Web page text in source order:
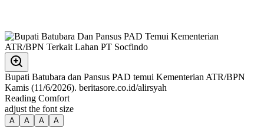
Bupati Batubara dan Pansus PAD temui Kementerian ATR/BPN
Kamis (11/6/2026). beritasore.co.id/alirsyah
Reading Comfort
adjust the font size
A A A A